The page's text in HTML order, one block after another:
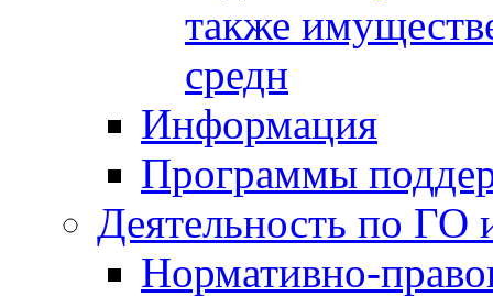
также
средн
Информация
Программы
Деятельность по ГО
Нормативно-